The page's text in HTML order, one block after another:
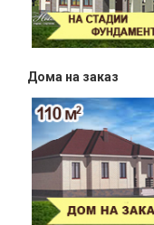
Дома на заказ